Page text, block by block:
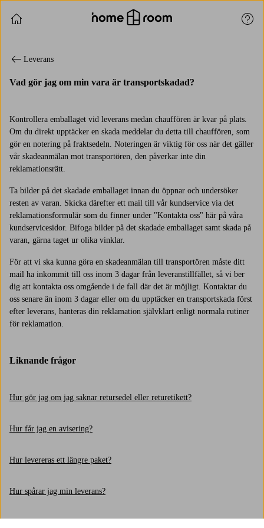
Fortsätt handla
Leverans
Vad gör jag om min vara är transportskadad?
Kontrollera emballaget vid leverans medan chauffören är kvar på plats.
Om du direkt upptäcker en skada meddelar du detta till chauffören, som
gör en notering på fraktsedeln. Noteringen är viktig för oss när det gäller
vår skadeanmälan mot transportören, den påverkar inte din
reklamationsrätt.
Ta bilder på det skadade emballaget innan du öppnar och undersöker
resten av varan. Skicka därefter ett mail till vår kundservice via det
reklamationsformulär som du finner under "Kontakta oss" här på våra
kundservicesidor. Bifoga bilder på det skadade emballaget samt skada på
varan, gärna taget ur olika vinklar.
För att vi ska kunna göra en skadeanmälan till transportören måste ditt
mail ha inkommit till oss inom 3 dagar från leveranstillfället, så vi ber
dig att kontakta oss omgående i de fall där det är möjligt. Kontaktar du
oss senare än inom 3 dagar eller om du upptäcker en transportskada först
efter leverans, hanteras din reklamation självklart enligt normala rutiner
för reklamation.
Liknande frågor
Hur gör jag om jag saknar retursedel eller returetikett?
Hur får jag en avisering?
Hur levereras ett längre paket?
Hur spårar jag min leverans?